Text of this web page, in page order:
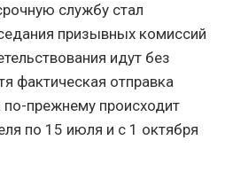
службу стал
призывных комиссий
идут без
фактическая отправка
по-прежнему происходит
по 15 июля и с 1 октября